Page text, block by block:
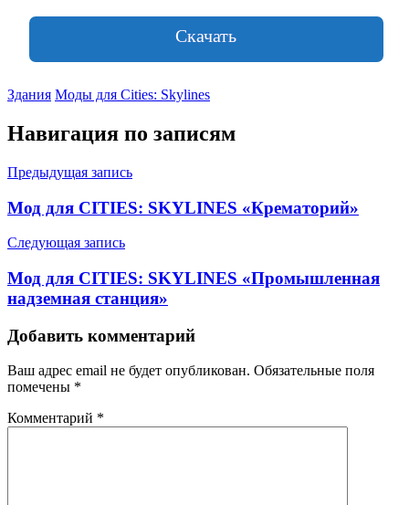
Скачать
Здания Моды для Cities: Skylines
Навигация по записям
Предыдущая запись
Мод для CITIES: SKYLINES «Крематорий»
Следующая запись
Мод для CITIES: SKYLINES «Промышленная
надземная станция»
Добавить комментарий
Ваш адрес email не будет опубликован. Обязательные поля
помечены *
Комментарий *